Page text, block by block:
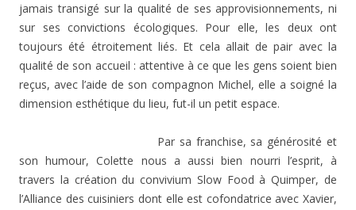
jamais transigé sur la qualité de ses approvisionnements, ni
sur ses convictions écologiques. Pour elle, les deux ont
toujours été étroitement liés. Et cela allait de pair avec la
qualité de son accueil : attentive à ce que les gens soient bien
reçus, avec l’aide de son compagnon Michel, elle a soigné la
dimension esthétique du lieu, fut-il un petit espace.
Par sa franchise, sa générosité et
son humour, Colette nous a aussi bien nourri l’esprit, à
travers la création du convivium Slow Food à Quimper, de
l’Alliance des cuisiniers dont elle est cofondatrice avec Xavier,